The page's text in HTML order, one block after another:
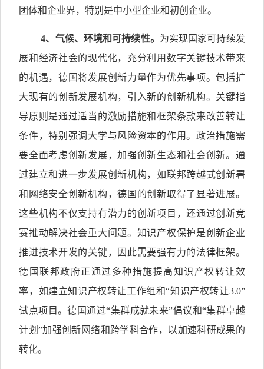
团体和企业界，特别是中小型企业和初创企业。
4、气候、环境和可持续性。 为实现国家可持续发
展和经济社会的现代化，充分利用数字关键技术带来
的机遇，德国将发展创新力量作为优先事项。包括扩
大现有的创新发展机构，引入新的创新机构。关键指
导原则是通过适当的激励措施和框架条款来改善转让
条件，特别强调大学与风险资本的作用。政治措施需
要全面考虑创新发展，加强创新生态和社会创新。通
过建立和进一步发展创新机构，如联邦跨越式创新署
和网络安全创新机构，德国的创新取得了显著进展。
这些机构不仅支持有潜力的创新项目，还通过创新竞
赛推动解决社会重大问题。知识产权保护是创新企业
推进技术开发的关键，因此需要强有力的法律框架。
德国联邦政府正通过多种措施提高知识产权转让效
率，如建立知识产权转让工作组和“知识产权转让3.0”
试点项目。德国通过“集群成就未来”倡议和“集群卓越
计划”加强创新网络和跨学科合作，以加速科研成果的
转化。